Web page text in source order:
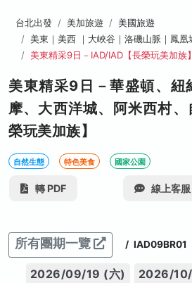
台北出發 美加旅遊
美國旅遊
美東｜美西 ｜大峽谷｜洛磯山脈｜鳳凰
美東精采9日－IAD/IAD【長榮玩美加族】
美東精采9日－華盛頓、紐
摩、大西洋城、阿米西村
榮玩美加族】
自然生態 特色美食 國家公園
轉 PDF 線上客服
所有團期一覽 / IAD09BR01
2026/09/19 (六) 2026/